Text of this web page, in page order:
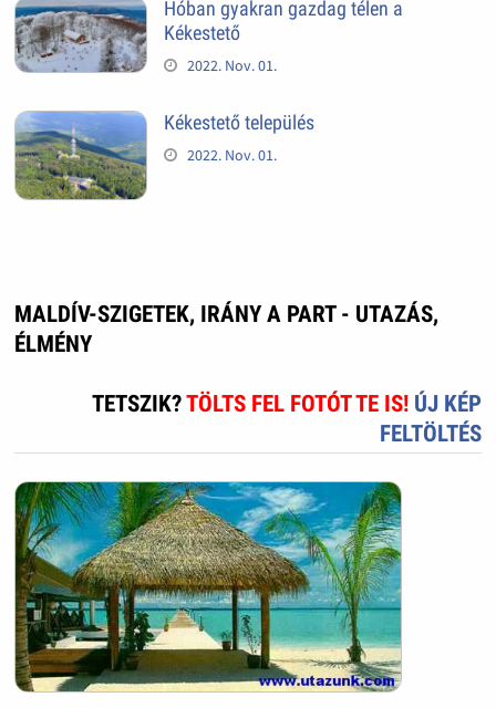
Hóban gyakran gazdag télen a
Kékestető
2022. Nov. 01.
Kékestető település
2022. Nov. 01.
MALDÍV-SZIGETEK, IRÁNY A PART - UTAZÁS,
ÉLMÉNY
TETSZIK?TÖLTS FEL FOTÓT TE IS! ÚJ KÉP
FELTÖLTÉS